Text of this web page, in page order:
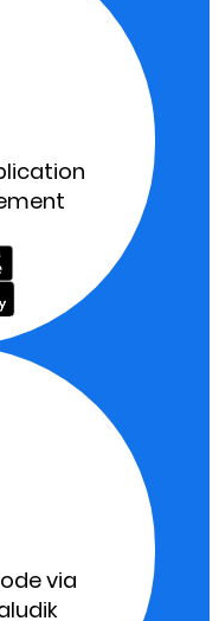
via